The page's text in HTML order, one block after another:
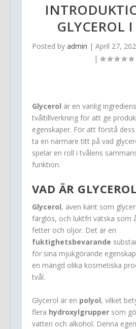
GLYCEROL
Posted byadmin |April 27,
|
Glycerol är en vanlig
tvåltillverkning för att ge
egenskaper. För att förstå
ta en närmare titt på vad
spelar en roll i tvålens
funktion.
VAD ÄR
Glycerol, även känt som
färglös, och luktfri vätska som
fetter och oljor. Det är en
fuktighetsbevarande
för sina mjukgörande
en mängd olika kosmetiska
tvål.
Glycerol är en polyol, vilket
flera hydroxylgruppersom
vatten och alkohol. Denna